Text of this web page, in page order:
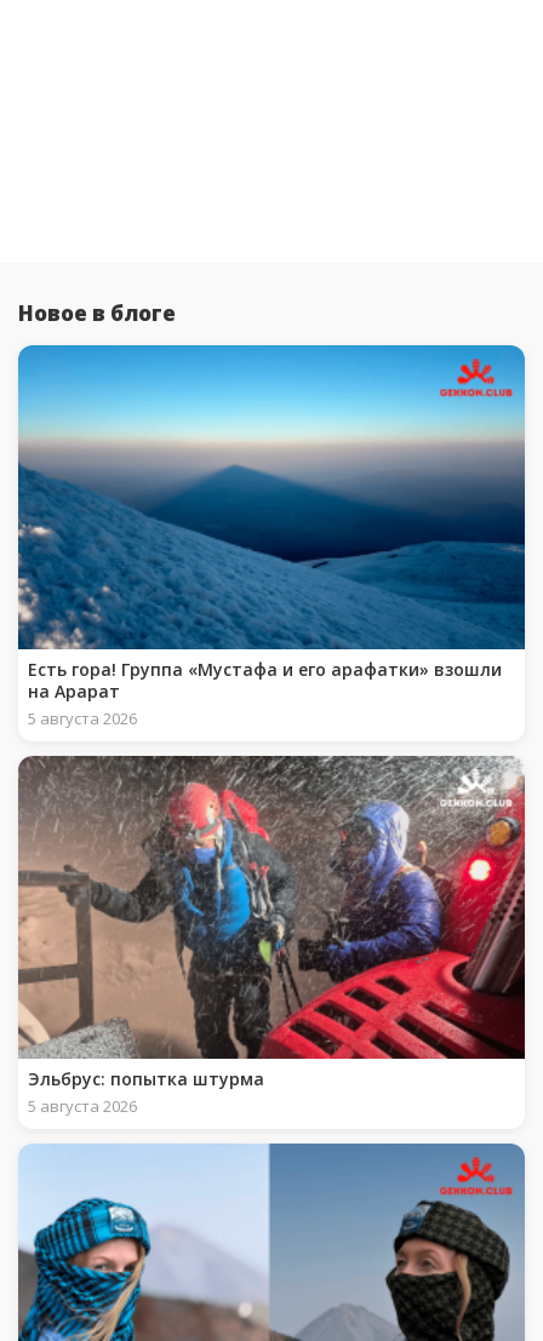
Новое в блоге
Есть гора! Группа «Мустафа и его арафатки» взошли
на Арарат
5 августа 2026
Эльбрус: попытка штурма
5 августа 2026